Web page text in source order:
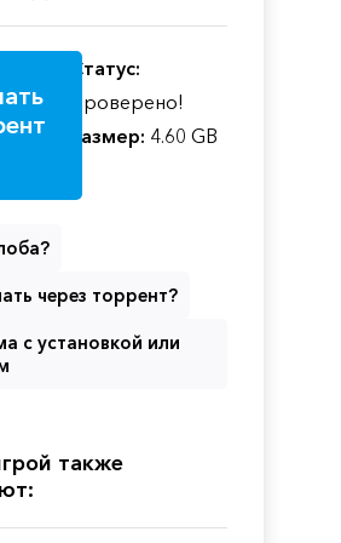
Статус:
Проверено!
Размер: 4.60 GB
через торрент?
с установкой или
также